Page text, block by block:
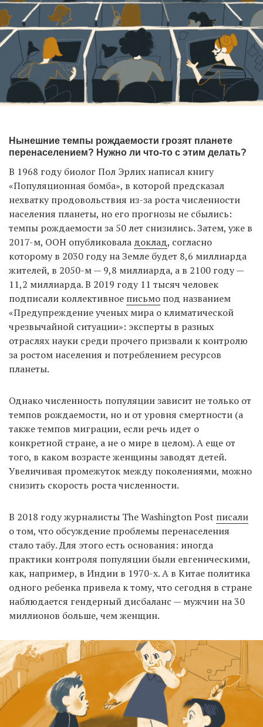
Нынешние темпы рождаемости грозят планете
перенаселением? Нужно ли что-то с этим делать?
В 1968 году биолог Пол Эрлих написал книгу
«Популяционная бомба», в которой предсказал
нехватку продовольствия из-за роста численности
населения планеты, но его прогнозы не сбылись:
темпы рождаемости за 50 лет снизились. Затем, уже в
2017-м, ООН опубликовала доклад, согласно
которому в 2030 году на Земле будет 8,6 миллиарда
жителей, в 2050-м — 9,8 миллиарда, а в 2100 году —
11,2 миллиарда. В 2019 году 11 тысяч человек
подписали коллективное письмо под названием
«Предупреждение ученых мира о климатической
чрезвычайной ситуации»: эксперты в разных
отраслях науки среди прочего призвали к контролю
за ростом населения и потреблением ресурсов
планеты.
Однако численность популяции зависит не только от
темпов рождаемости, но и от уровня смертности (а
также темпов миграции, если речь идет о
конкретной стране, а не о мире в целом). А еще от
того, в каком возрасте женщины заводят детей.
Увеличивая промежуток между поколениями, можно
снизить скорость роста численности.
В 2018 году журналисты The Washington Post писали
о том, что обсуждение проблемы перенаселения
стало табу. Для этого есть основания: иногда
практики контроля популяции были евгеническими,
как, например, в Индии в 1970-х. А в Китае политика
одного ребенка привела к тому, что сегодня в стране
наблюдается гендерный дисбаланс — мужчин на 30
миллионов больше, чем женщин.